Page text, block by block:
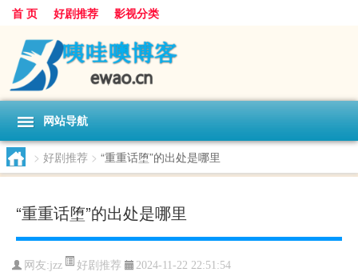
首 页 好剧推荐 影视分类
网站导航
> 好剧推荐 > “重重话堕”的出处是哪里
“重重话堕”的出处是哪里
网友:jzz 好剧推荐 2024-11-22 22:51:54